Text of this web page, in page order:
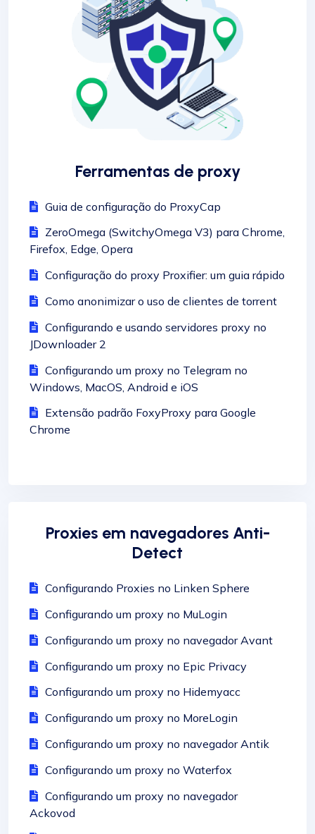
Ferramentas de proxy
Guia de configuração do ProxyCap
ZeroOmega (SwitchyOmega V3) para Chrome,
Firefox, Edge, Opera
Configuração do proxy Proxifier: um guia rápido
Como anonimizar o uso de clientes de torrent
Configurando e usando servidores proxy no
JDownloader 2
Configurando um proxy no Telegram no
Windows, MacOS, Android e iOS
Extensão padrão FoxyProxy para Google
Chrome
Proxies em navegadores Anti-
Detect
Configurando Proxies no Linken Sphere
Configurando um proxy no MuLogin
Configurando um proxy no navegador Avant
Configurando um proxy no Epic Privacy
Configurando um proxy no Hidemyacc
Configurando um proxy no MoreLogin
Configurando um proxy no navegador Antik
Configurando um proxy no Waterfox
Configurando um proxy no navegador
Ackovod